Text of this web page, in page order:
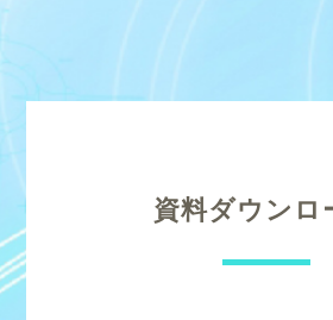
資料ダウンロ